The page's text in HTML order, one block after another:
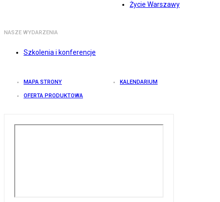
Życie Warszawy
NASZE WYDARZENIA
Szkolenia i konferencje
MAPA STRONY KALENDARIUM
OFERTA PRODUKTOWA